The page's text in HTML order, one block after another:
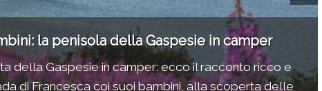
la penisola della Gaspesie in camper
della Gaspesie in camper: ecco il racconto ricco e
di Francesca coi suoi bambini, alla scoperta delle